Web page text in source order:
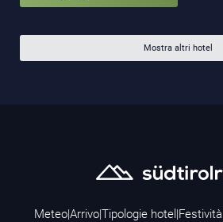
Mostra altri hotel
Meteo|Arrivo|Tipologie hotel |Festività